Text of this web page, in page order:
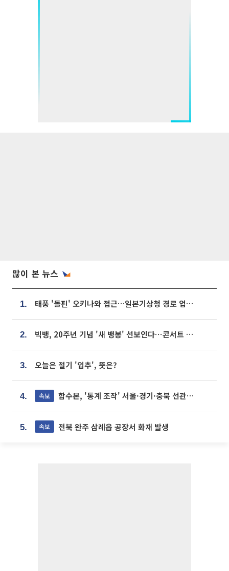
많이 본 뉴스
1. 태풍 '돌핀' 오키나와 접근…일본기상청 경로 업데이트
2. 빅뱅, 20주년 기념 '새 뱅봉' 선보인다⋯콘서트 앞두고 팝업 개최
3. 오늘은 절기 '입추', 뜻은?
4. 속보 합수본, '통계 조작' 서울·경기·충북 선관위 등 추가 압수수색
5. 속보 전북 완주 삼례읍 공장서 화재 발생